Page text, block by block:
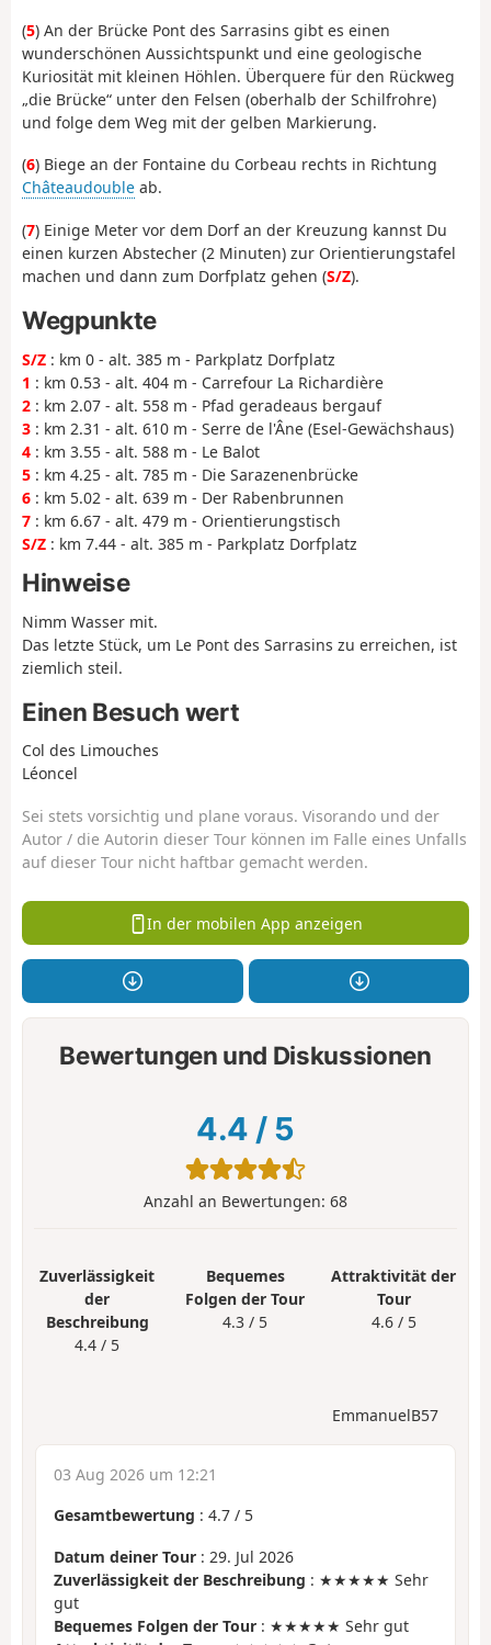
(5) An der Brücke Pont des Sarrasins gibt es einen
wunderschönen Aussichtspunkt und eine geologische
Kuriosität mit kleinen Höhlen. Überquere für den Rückweg
„die Brücke“ unter den Felsen (oberhalb der Schilfrohre)
und folge dem Weg mit der gelben Markierung.
(6) Biege an der Fontaine du Corbeau rechts in Richtung
Châteaudouble ab.
(7) Einige Meter vor dem Dorf an der Kreuzung kannst Du
einen kurzen Abstecher (2 Minuten) zur Orientierungstafel
machen und dann zum Dorfplatz gehen (S/Z).
Wegpunkte
S/Z : km 0 - alt. 385 m - Parkplatz Dorfplatz
1 : km 0.53 - alt. 404 m - Carrefour La Richardière
2 : km 2.07 - alt. 558 m - Pfad geradeaus bergauf
3 : km 2.31 - alt. 610 m - Serre de l'Âne (Esel-Gewächshaus)
4 : km 3.55 - alt. 588 m - Le Balot
5 : km 4.25 - alt. 785 m - Die Sarazenenbrücke
6 : km 5.02 - alt. 639 m - Der Rabenbrunnen
7 : km 6.67 - alt. 479 m - Orientierungstisch
S/Z : km 7.44 - alt. 385 m - Parkplatz Dorfplatz
Hinweise
Nimm Wasser mit.
Das letzte Stück, um Le Pont des Sarrasins zu erreichen, ist
ziemlich steil.
Einen Besuch wert
Col des Limouches
Léoncel
Sei stets vorsichtig und plane voraus. Visorando und der
Autor / die Autorin dieser Tour können im Falle eines Unfalls
auf dieser Tour nicht haftbar gemacht werden.
In der mobilen App anzeigen
Bewertungen und Diskussionen
4.4 / 5
Anzahl an Bewertungen: 68
Zuverlässigkeit
der
Beschreibung
4.4 / 5
Bequemes
Folgen der Tour
4.3 / 5
Attraktivität der
Tour
4.6 / 5
EmmanuelB57
03 Aug 2026 um 12:21
Gesamtbewertung : 4.7 / 5
Datum deiner Tour : 29. Jul 2026
Zuverlässigkeit der Beschreibung : ★★★★★ Sehr
gut
Bequemes Folgen der Tour : ★★★★★ Sehr gut